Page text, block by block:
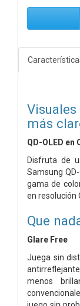
más
QD-OLED en
Disfruta de
Samsung
gama de
en resolución
Que
Glare Free
Juega sin
menos